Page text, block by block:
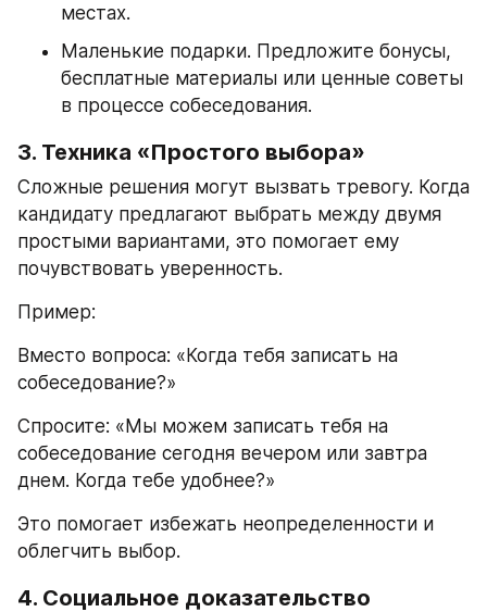
местах.
Маленькие подарки. Предложите бонусы,
бесплатные материалы или ценные советы
в процессе собеседования.
3. Техника «Простого выбора»
Сложные решения могут вызвать тревогу. Когда
кандидату предлагают выбрать между двумя
простыми вариантами, это помогает ему
почувствовать уверенность.
Пример:
Вместо вопроса: «Когда тебя записать на
собеседование?»
Спросите: «Мы можем записать тебя на
собеседование сегодня вечером или завтра
днем. Когда тебе удобнее?»
Это помогает избежать неопределенности и
облегчить выбор.
4. Социальное доказательство